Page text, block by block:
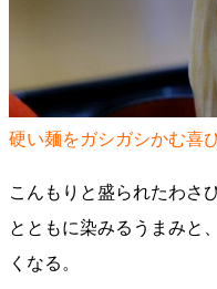
硬い麺をガシガシかむ喜
こんもりと盛られたわさ
とともに染みるうまみと
くなる。